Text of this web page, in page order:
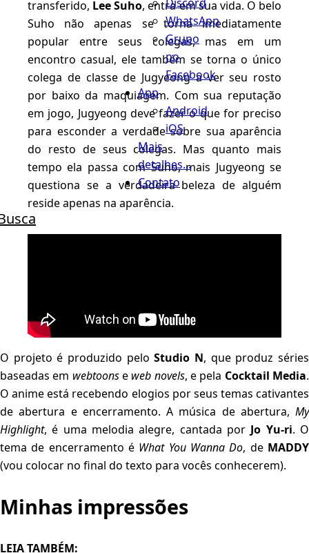
WhatsApp
Grupo
no
Facebook
App
Android
iOS
Mais
detalhes...
Contato
transferido, Lee Suho, entra em sua vida. O belo
Suho não apenas se torna imediatamente
popular entre seus colegas, mas em um
encontro casual, ele também se torna o único
colega de classe de Jugyeong a ver seu rosto
por baixo da maquiagem. Com sua reputação
em jogo, Jugyeong deve fazer o que for preciso
para esconder a verdade sobre sua aparência
do resto de seus colegas. Mas quanto mais
tempo ela passa com Suho, mais Jugyeong se
questiona se a verdadeira beleza de alguém
reside apenas na aparência.
O projeto é produzido peloStudio N, que produz séries
baseadas em webtoonse web novels, e pela Cocktail Media.
O anime está recebendo elogios por seus temas cativantes
de abertura e encerramento. A música de abertura, My
Highlight, é uma melodia alegre, cantada por Jo Yu-ri. O
tema de encerramento é What You Wanna Do, de MADDY
(vou colocar no final do texto para vocês conhecerem).
Minhas impressões
LEIA TAMBÉM: